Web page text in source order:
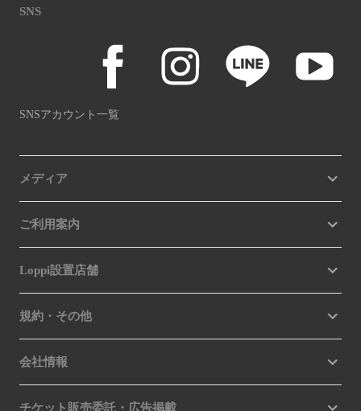
SNS
SNSアカウント一覧
メディア
ご利用案内
Loppi設置店舗
規約・その他
会社情報
チケット販売委託・広告掲載